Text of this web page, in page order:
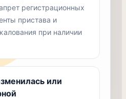
регистрационных
пристава и
при наличии
или